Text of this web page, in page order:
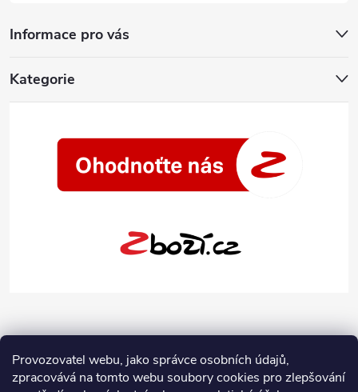
Provozovatel webu, jako správce osobních údajů,
zpracovává na tomto webu soubory cookies pro zlepšování
Informace pro vás
Kategorie